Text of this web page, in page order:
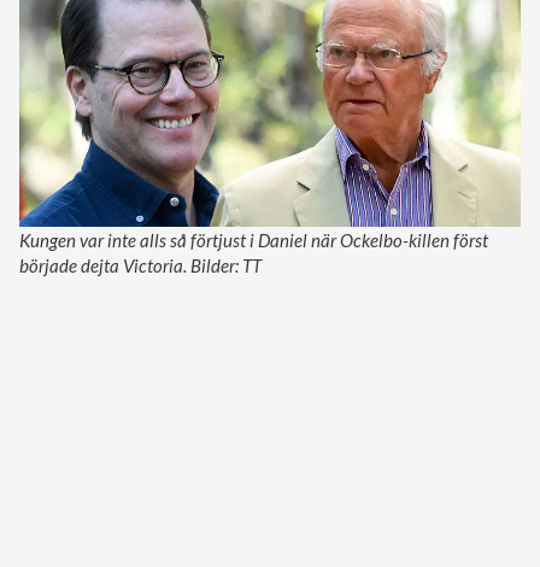
Kungen var inte alls så förtjust i Daniel när Ockelbo-killen först
började dejta Victoria. Bilder: TT